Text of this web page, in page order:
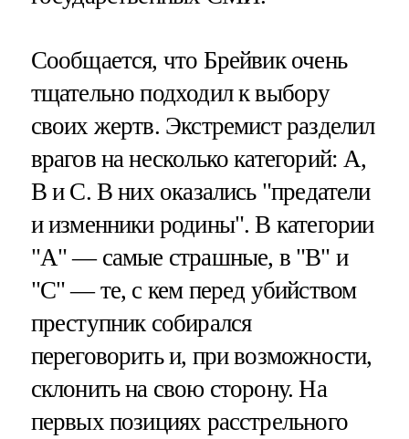
Сообщается, что Брейвик очень
тщательно подходил к выбору
своих жертв. Экстремист разделил
врагов на несколько категорий: A,
B и С. В них оказались "предатели
и изменники родины". В категории
"А" — самые страшные, в "B" и
"С" — те, с кем перед убийством
преступник собирался
переговорить и, при возможности,
склонить на свою сторону. На
первых позициях расстрельного